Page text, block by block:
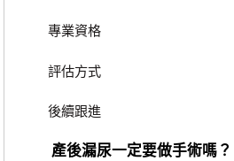
專業資格
評估方式
後續跟進
產後漏尿一定要做手術嗎？